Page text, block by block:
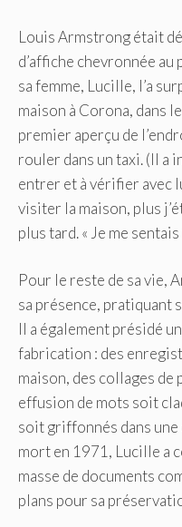
Louis Armstrong était
d’affiche chevronnée
sa femme, Lucille, l’a
maison à Corona, dans
premier aperçu de
rouler dans un taxi. (Il a
entrer et à vérifier avec
visiter la maison, plus
plus tard. « Je me
Pour le reste de sa vie,
sa présence, pratiquant
Il a également présidé
fabrication : des
maison, des collages de
effusion de mots soit
soit griffonnés dans
mort en 1971, Lucille a
masse de documents
plans pour sa